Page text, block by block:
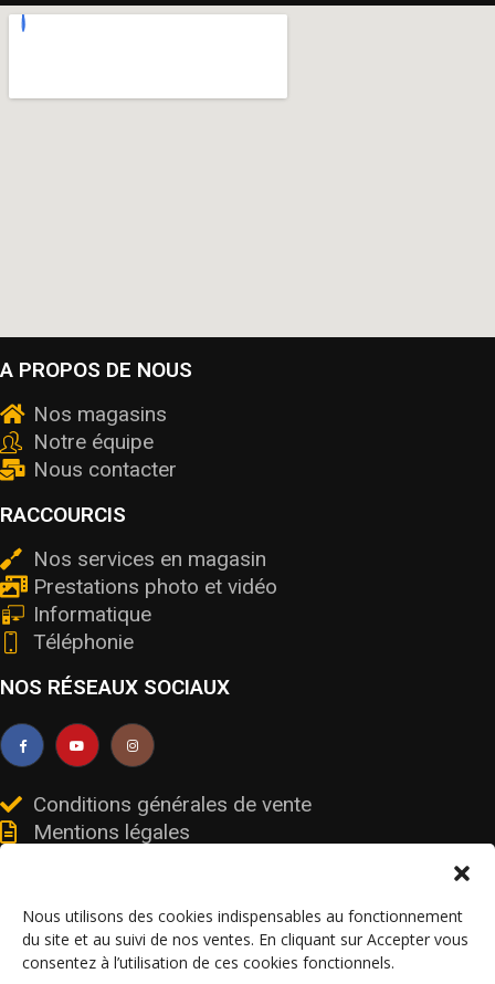
Nous utilisons des cookies indispensables au fonctionnement
du site et au suivi de nos ventes. En cliquant sur Accepter vous
consentez à l’utilisation de ces cookies fonctionnels.
A PROPOS DE NOUS
Nos magasins
Notre équipe
Nous contacter
RACCOURCIS
Nos services en magasin
Prestations photo et vidéo
Informatique
Téléphonie
NOS RÉSEAUX SOCIAUX
Conditions générales de vente
Mentions légales